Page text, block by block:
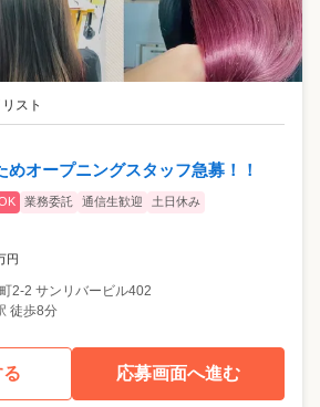
スト
めオープニングスタッフ急募！！
業務委託 通信生歓迎
土日休み
円
2-2 サンリバービル402
徒歩8分
応募画面へ進む